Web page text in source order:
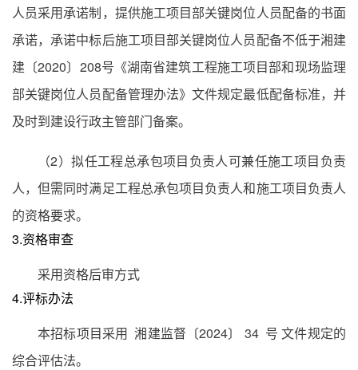
人员采用承诺制，提供施工项目部关键岗位人员配备的书面
承诺，承诺中标后施工项目部关键岗位人员配备不低于湘建
建〔2020〕208号《湖南省建筑工程施工项目部和现场监理
部关键岗位人员配备管理办法》文件规定最低配备标准，并
及时到建设行政主管部门备案。
（2）拟任工程总承包项目负责人可兼任施工项目负责
人，但需同时满足工程总承包项目负责人和施工项目负责人
的资格要求。
3.资格审查
采用资格后审方式
4.评标办法
本招标项目采用 湘建监督〔2024〕 34 号 文件规定的
综合评估法。